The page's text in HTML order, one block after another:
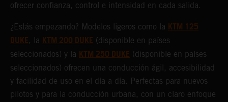
ofrecer confianza, control e intensidad en cada salida.
¿Estás empezando? Modelos ligeros como la KTM 125
DUKE, la KTM 200 DUKE (disponible en países
seleccionados) y la KTM 250 DUKE (disponible en países
seleccionados) ofrecen una conducción ágil, accesibilidad
y facilidad de uso en el día a día. Perfectas para nuevos
pilotos y para la conducción urbana, con un claro enfoque